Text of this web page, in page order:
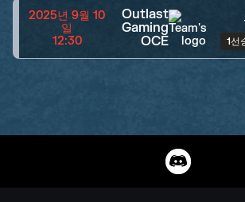
2025년 9월 10
일
12:30
Outlast
Gaming
OCE
1선